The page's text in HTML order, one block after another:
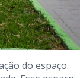
do espaço.